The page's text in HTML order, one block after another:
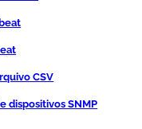
CSV
dispositivos SNMP